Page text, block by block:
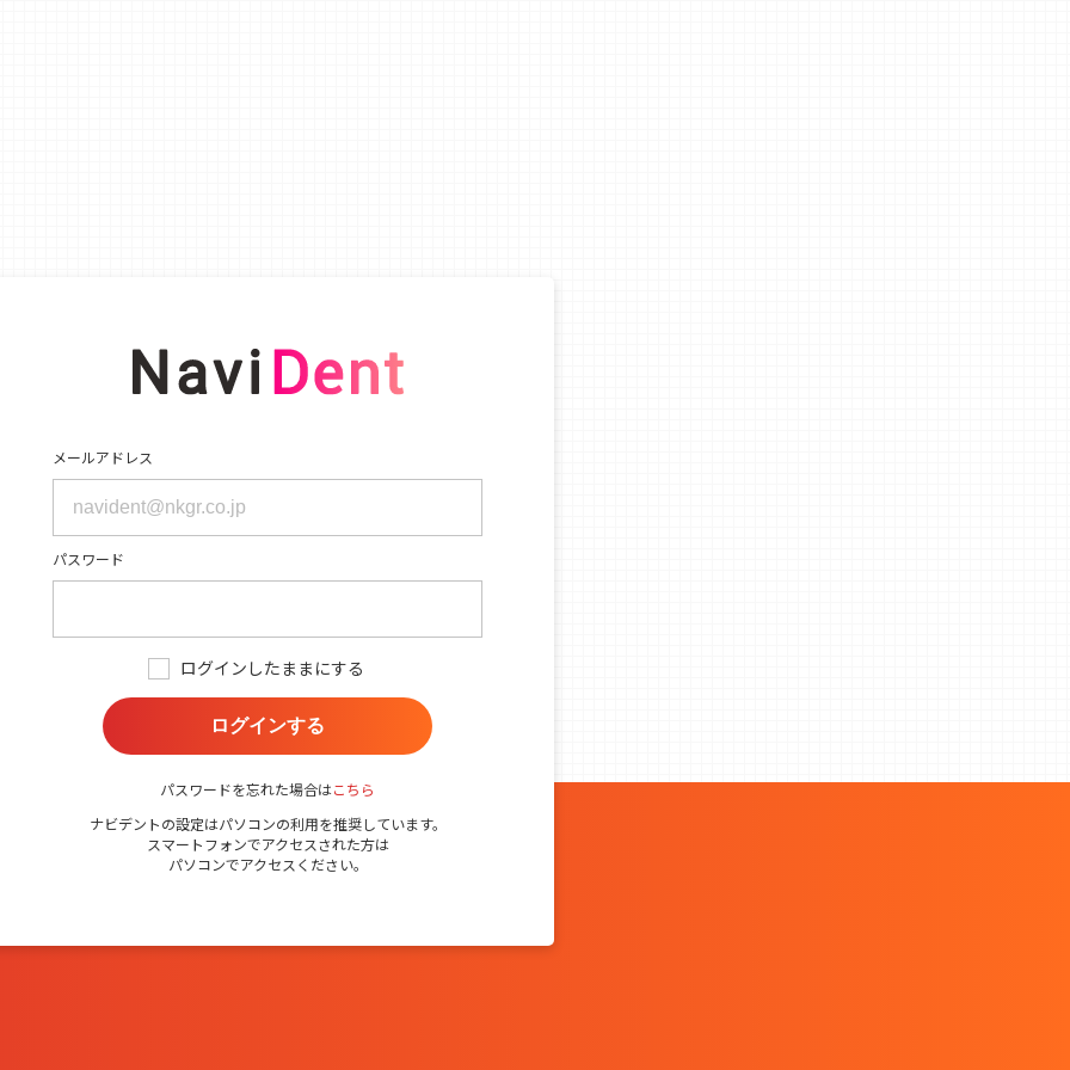
メールアドレス
パスワード
ログインしたままにする
ログインする
パスワードを忘れた場合はこちら
ナビデントの設定はパソコンの利用を推奨しています。
スマートフォンでアクセスされた方は
パソコンでアクセスください。